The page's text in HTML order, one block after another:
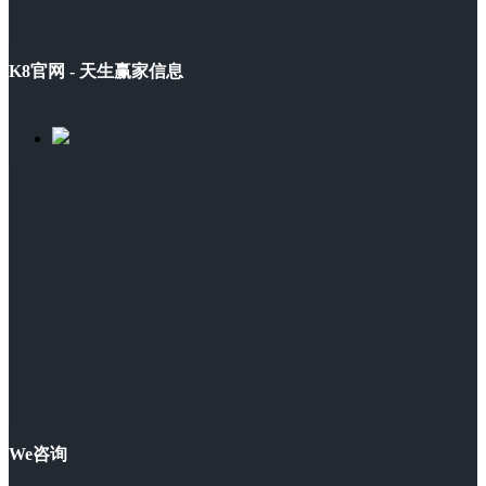
K8官网 - 天生赢家信息
We咨询